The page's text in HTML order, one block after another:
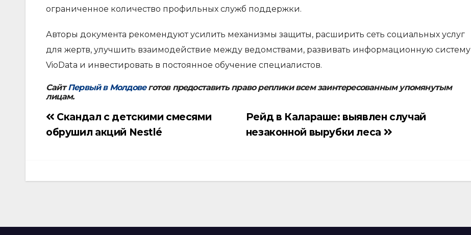
ограниченное количество профильных служб поддержки.
Авторы документа рекомендуют усилить механизмы защиты, расширить сеть социальных услуг
для жертв, улучшить взаимодействие между ведомствами, развивать информационную систему
VioData и инвестировать в постоянное обучение специалистов.
СайтПервый в Молдовеготов предоставить право реплики всем заинтересованным упомянутым
лицам.
Навигация
по
Рейд в Калараше: выявлен случай
незаконной вырубки леса
Скандал с детскими смесями
обрушил акций Nestlé